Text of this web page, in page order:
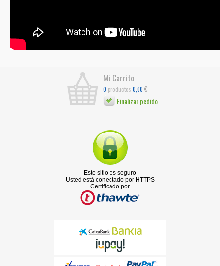
Mi Carrito
0 productos 0,00 €
Finalizar pedido
Este sitio es seguro
Usted está conectado por HTTPS
Certificado por